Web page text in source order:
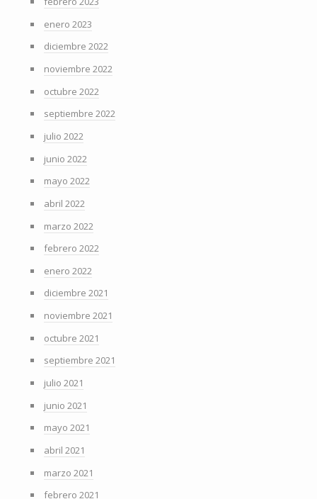
enero 2023
diciembre 2022
noviembre 2022
octubre 2022
septiembre 2022
julio 2022
junio 2022
mayo 2022
abril 2022
marzo 2022
febrero 2022
enero 2022
diciembre 2021
noviembre 2021
octubre 2021
septiembre 2021
julio 2021
junio 2021
mayo 2021
abril 2021
marzo 2021
febrero 2021